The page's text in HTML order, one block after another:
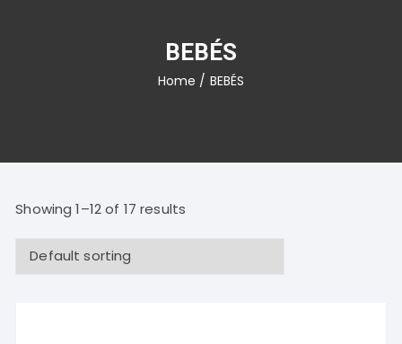
BEBÉS
Home / BEBÉS
Showing 1–12 of 17 results